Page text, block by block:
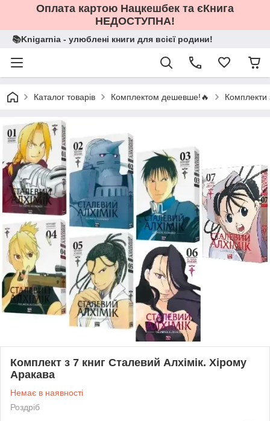
Оплата картою Нацкешбек та єКнига
НЕДОСТУПНА!
📚Knigarnia - улюблені книги для всієї родини!
Каталог товарів Комплектом дешевше!🔥 Комплекти
Комплект з 7 книг Сталевий Алхімік. Хірому
Аракава
Немає в наявності
Роздріб